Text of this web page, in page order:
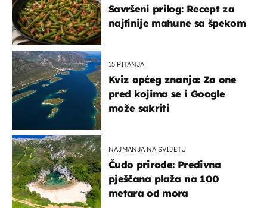
Savršeni prilog: Recept za
najfinije mahune sa špekom
15 PITANJA
Kviz općeg znanja: Za one
pred kojima se i Google
može sakriti
NAJMANJA NA SVIJETU
Čudo prirode: Predivna
pješčana plaža na 100
metara od mora